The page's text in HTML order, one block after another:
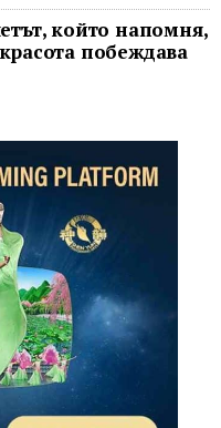
който напомня,
побеждава